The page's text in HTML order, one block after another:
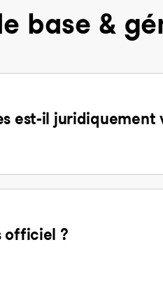
base &
est-il juridiquement
officiel ?